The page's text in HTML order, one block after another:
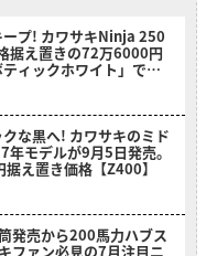
ープ! カワサキNinja 250
据え置きの72万6000円
ィックホワイト」でシ
な黒へ! カワサキのミド
モデルが9月5日発売。
え置き価格【Z400】
発売から200馬力ハブス
ファン必見の7月注目ニ